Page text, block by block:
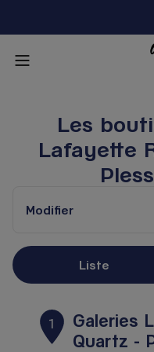
Les
Lafayette
Modifier
Liste
1
Galeries
Quartz -